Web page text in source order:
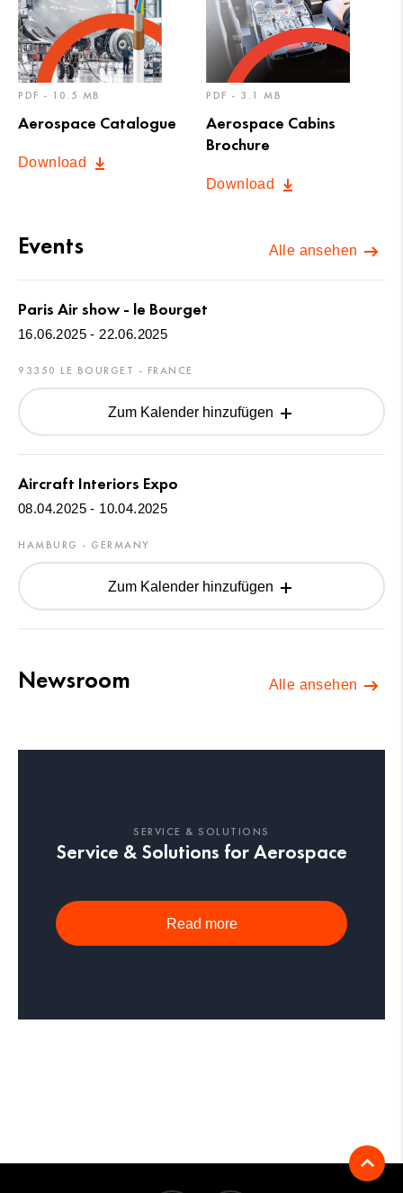
PDF - 10.5 MB
Aerospace Catalogue
Download
PDF - 3.1 MB
Aerospace Cabins
Brochure
Download
Events Alle ansehen
Paris Air show - le Bourget
16.06.2025 - 22.06.2025
93350 LE BOURGET - FRANCE
Zum Kalender hinzufügen
Aircraft Interiors Expo
08.04.2025 - 10.04.2025
HAMBURG - GERMANY
Zum Kalender hinzufügen
Newsroom Alle ansehen
SERVICE & SOLUTIONS
Service & Solutions for Aerospace
Read more